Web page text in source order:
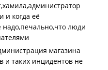
и когда её
надо,печально,что люди
магазина
и таких инцидентов не